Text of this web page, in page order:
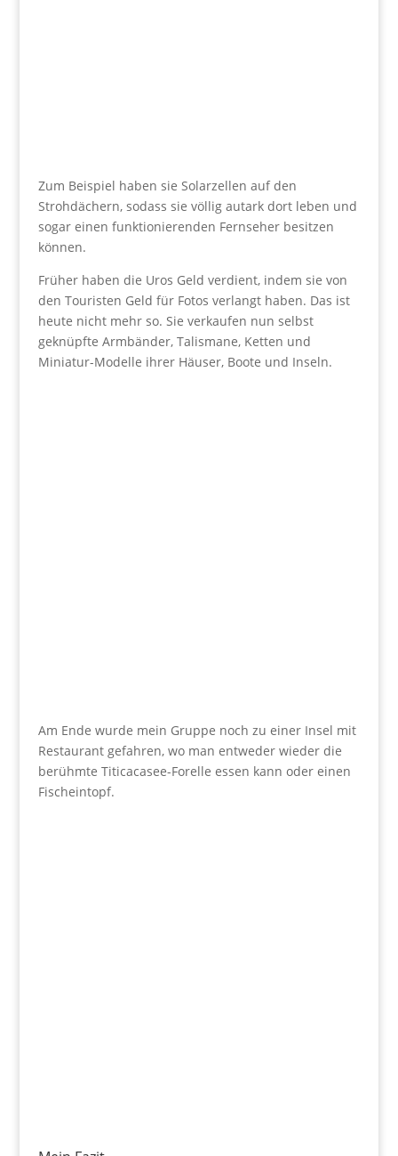
Zum Beispiel haben sie Solarzellen auf den
Strohdächern, sodass sie völlig autark dort leben und
sogar einen funktionierenden Fernseher besitzen
können.
Früher haben die Uros Geld verdient, indem sie von
den Touristen Geld für Fotos verlangt haben. Das ist
heute nicht mehr so. Sie verkaufen nun selbst
geknüpfte Armbänder, Talismane, Ketten und
Miniatur-Modelle ihrer Häuser, Boote und Inseln.
Am Ende wurde mein Gruppe noch zu einer Insel mit
Restaurant gefahren, wo man entweder wieder die
berühmte Titicacasee-Forelle essen kann oder einen
Fischeintopf.